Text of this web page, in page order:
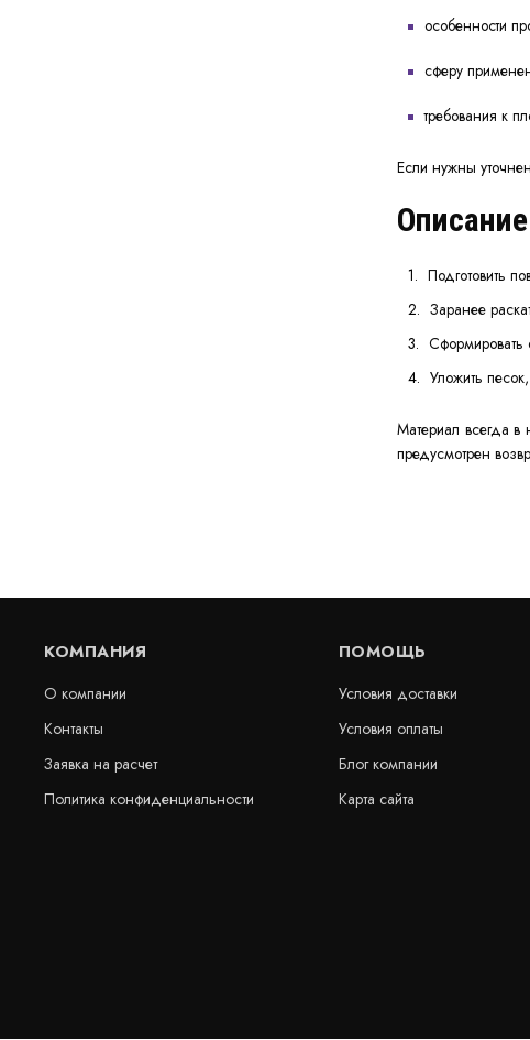
особенности
сферу
требования к
Если нужны
Подготовить
Заранее
Уложить
Материал всегда в
предусмотрен
КОМПАНИЯ
О компании
Контакты
Заявка на расчет
Политика конфиденциальности
ПОМОЩЬ
Условия доставки
Условия оплаты
Блог компании
Карта сайта